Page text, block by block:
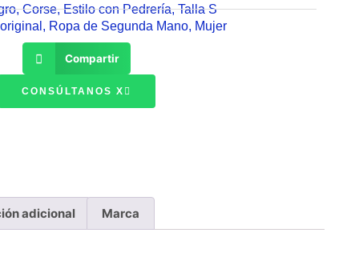
,Corse,Estilo con Pedrería,Talla S
, Ropa de Segunda Mano, Mujer
Compartir
CONSÚLTANOS X
adicional Marca